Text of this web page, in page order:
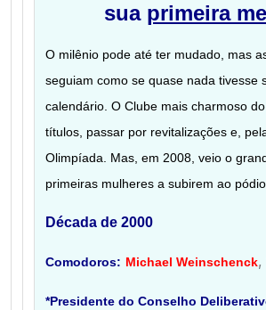
sua primeira
O milênio pode até ter mudado, mas
seguiam como se quase nada tivesse
calendário. O Clube mais charmoso
títulos, passar por revitalizações e,
Olimpíada. Mas, em 2008, veio o
primeiras mulheres a subirem ao
Década de 2000
Comodoros: Michael Weinschenck,
*Presidente do Conselho